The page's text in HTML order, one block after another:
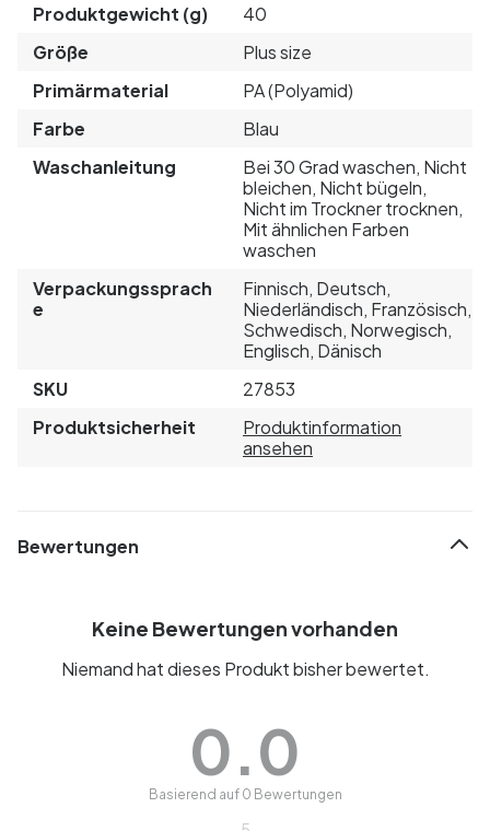
Produktgewicht (g)
40
Größe
Plus size
Primärmaterial
PA (Polyamid)
Farbe
Blau
Waschanleitung
Bei 30 Grad waschen, Nicht
bleichen, Nicht bügeln,
Nicht im Trockner trocknen,
Mit ähnlichen Farben
waschen
Verpackungssprach
e
Finnisch, Deutsch,
Niederländisch, Französisch,
Schwedisch, Norwegisch,
Englisch, Dänisch
SKU
27853
Produktsicherheit
Produktinformation
ansehen
Bewertungen
Keine Bewertungen vorhanden
Niemand hat dieses Produkt bisher bewertet.
0.0
Basierend auf 0 Bewertungen